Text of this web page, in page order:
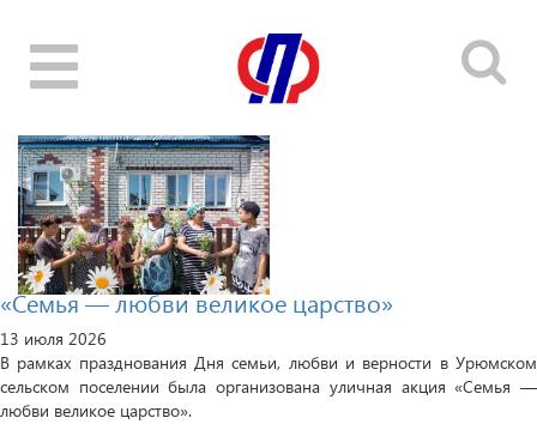
Toggle
navigation
«Семья — любви великое царство»
13 июля 2026
В рамках празднования Дня семьи, любви и верности в Урюмском
сельском поселении была организована уличная акция «Семья —
любви великое царство».